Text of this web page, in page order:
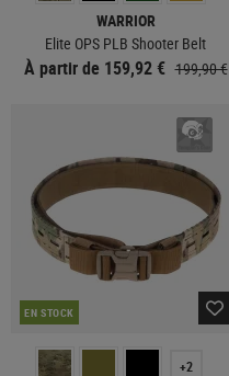
WARRIOR
Elite OPS PLB Shooter Belt
À partir de 159,92 € 199,90 €
EN STOCK
+2